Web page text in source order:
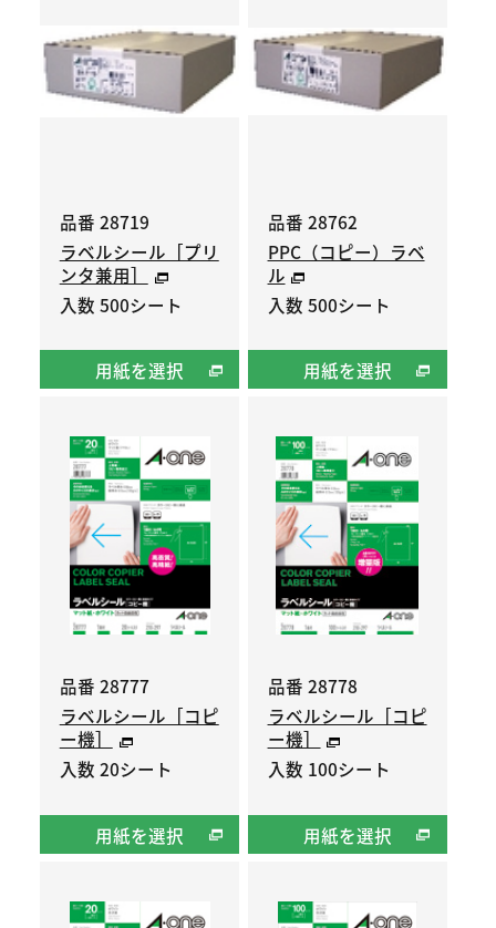
品番 28719
ラベルシール［プリ
ンタ兼用］
入数 500シート
用紙を選択
品番 28762
PPC（コピー）ラベ
ル
入数 500シート
用紙を選択
品番 28777
ラベルシール［コピ
ー機］
入数 20シート
用紙を選択
品番 28778
ラベルシール［コピ
ー機］
入数 100シート
用紙を選択